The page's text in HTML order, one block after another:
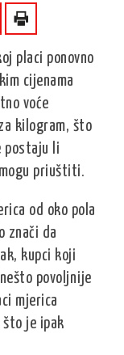
placi ponovno
cijenama
voće
kilogram, što
postaju li
priuštiti.
od oko pola
znači da
kupci koji
povoljnije
mjerica
što je ipak